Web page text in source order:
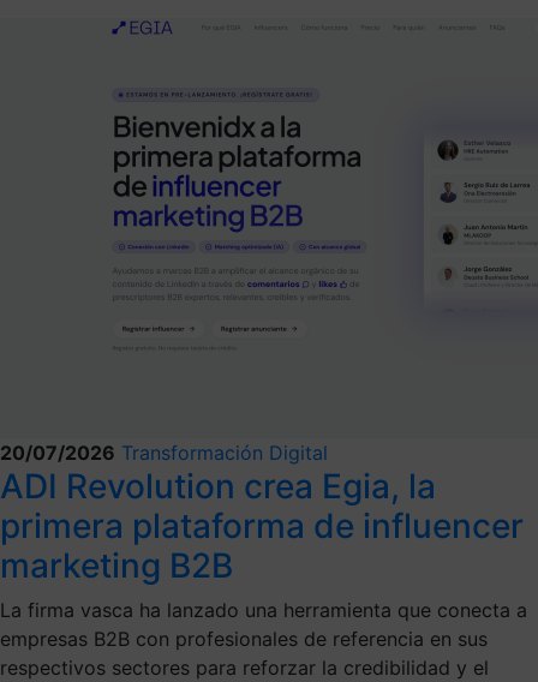
20/07/2026 Transformación Digital
ADI Revolution crea Egia, la
primera plataforma de influencer
marketing B2B
La firma vasca ha lanzado una herramienta que conecta a
empresas B2B con profesionales de referencia en sus
respectivos sectores para reforzar la credibilidad y el